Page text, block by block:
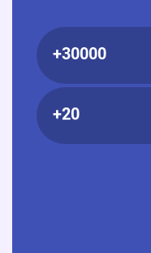
30000+
20+